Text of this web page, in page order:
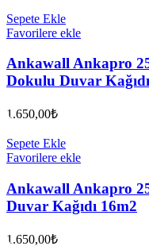
Sepete Ekle
Favorilere ekle
Ankawall Ankapro
Dokulu Duvar
1.650,00₺
Sepete Ekle
Favorilere ekle
Ankawall Ankapro
Duvar Kağıdı 16m2
1.650,00₺